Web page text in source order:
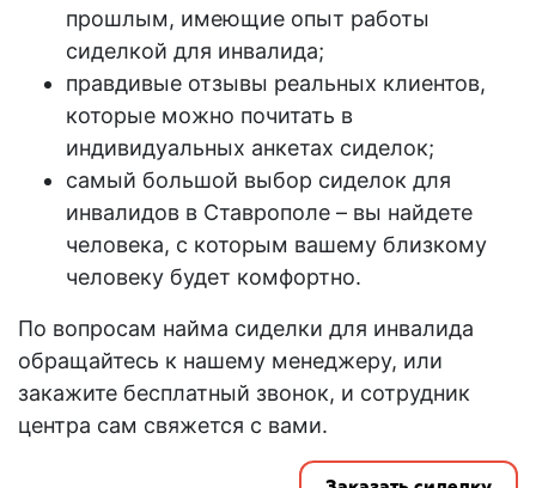
прошлым, имеющие опыт работы
сиделкой для инвалида;
правдивые отзывы реальных клиентов,
которые можно почитать в
индивидуальных анкетах сиделок;
самый большой выбор сиделок для
инвалидов в Ставрополе – вы найдете
человека, с которым вашему близкому
человеку будет комфортно.
По вопросам найма сиделки для инвалида
обращайтесь к нашему менеджеру, или
закажите бесплатный звонок, и сотрудник
центра сам свяжется с вами.